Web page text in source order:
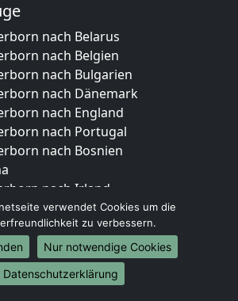
nach Belarus
nach Belgien
nach Bulgarien
nach Dänemark
nach England
nach Portugal
nach Bosnien
nach Irland
nach Lettland
nach Zypern
nach Kroatien
nach Estland
nach Finnland
verwendet Cookies um die
zu verbessern.
Nur notwendige Cookies
Datenschutzerklärung